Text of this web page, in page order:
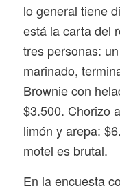
lo general tiene
está la carta del
tres personas:
marinado,
Brownie con
$3.500. Chorizo
limón y arepa:
motel es brutal.
En la encuesta